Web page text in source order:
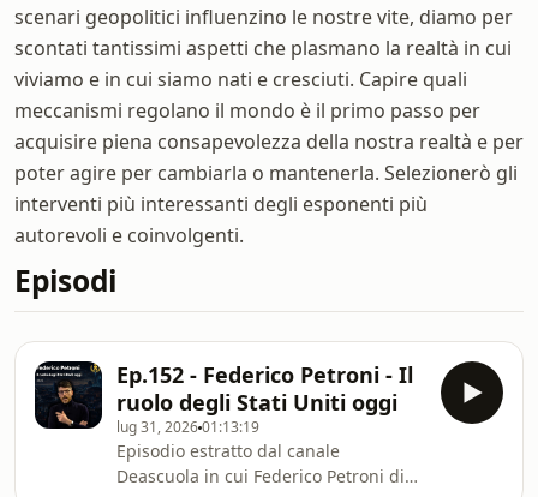
scenari geopolitici influenzino le nostre vite, diamo per
scontati tantissimi aspetti che plasmano la realtà in cui
viviamo e in cui siamo nati e cresciuti. Capire quali
meccanismi regolano il mondo è il primo passo per
acquisire piena consapevolezza della nostra realtà e per
poter agire per cambiarla o mantenerla. Selezionerò gli
interventi più interessanti degli esponenti più
autorevoli e coinvolgenti.
Episodi
Ep.152 - Federico Petroni - Il
ruolo degli Stati Uniti oggi
lug 31, 202601:13:19
Episodio estratto dal canale
Deascuola in cui Federico Petroni di